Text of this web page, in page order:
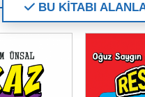
BU KİTABI